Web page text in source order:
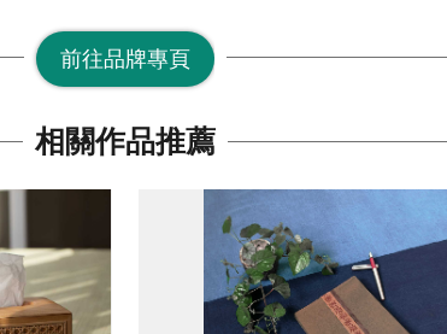
前往品牌專頁
相關作品推薦